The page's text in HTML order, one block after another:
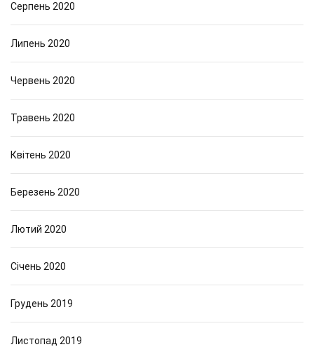
Серпень 2020
Липень 2020
Червень 2020
Травень 2020
Квітень 2020
Березень 2020
Лютий 2020
Січень 2020
Грудень 2019
Листопад 2019